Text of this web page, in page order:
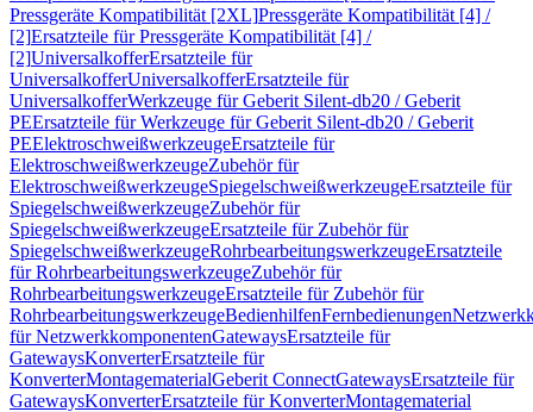
Pressgeräte Kompatibilität [2XL]Pressgeräte Kompatibilität [4] /
[2]Ersatzteile für Pressgeräte Kompatibilität [4] /
[2]UniversalkofferErsatzteile für
UniversalkofferUniversalkofferErsatzteile für
UniversalkofferWerkzeuge für Geberit Silent-db20 / Geberit
PEErsatzteile für Werkzeuge für Geberit Silent-db20 / Geberit
PEElektroschweißwerkzeugeErsatzteile für
ElektroschweißwerkzeugeZubehör für
ElektroschweißwerkzeugeSpiegelschweißwerkzeugeErsatzteile für
SpiegelschweißwerkzeugeZubehör für
SpiegelschweißwerkzeugeErsatzteile für Zubehör für
SpiegelschweißwerkzeugeRohrbearbeitungswerkzeugeErsatzteile
für RohrbearbeitungswerkzeugeZubehör für
RohrbearbeitungswerkzeugeErsatzteile für Zubehör für
RohrbearbeitungswerkzeugeBedienhilfenFernbedienungen
für NetzwerkkomponentenGatewaysErsatzteile für
GatewaysKonverterErsatzteile für
KonverterMontagematerialGeberit ConnectGatewaysErsatzteile für
GatewaysKonverterErsatzteile für KonverterMontagematerial